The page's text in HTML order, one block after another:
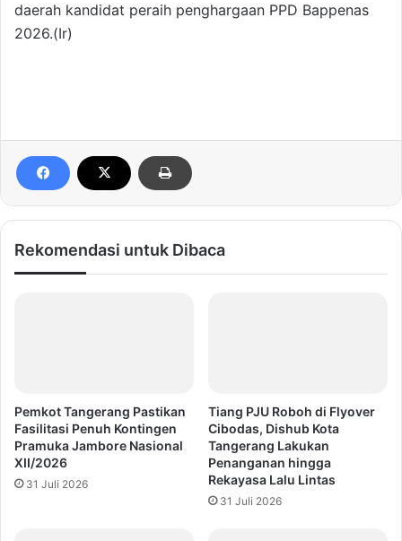
daerah kandidat peraih penghargaan PPD Bappenas
2026.(Ir)
Rekomendasi untuk Dibaca
Pemkot Tangerang Pastikan
Fasilitasi Penuh Kontingen
Pramuka Jambore Nasional
XII/2026
31 Juli 2026
Tiang PJU Roboh di Flyover
Cibodas, Dishub Kota
Tangerang Lakukan
Penanganan hingga
Rekayasa Lalu Lintas
31 Juli 2026